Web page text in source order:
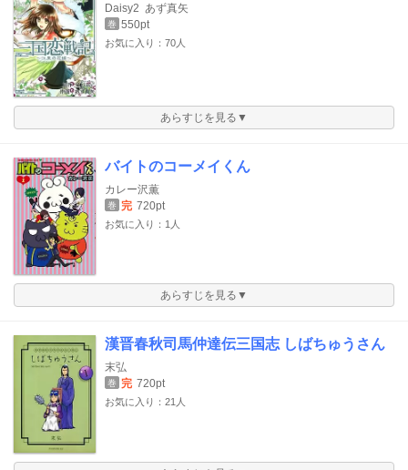
Daisy2 あず真矢
巻 550pt
お気に入り：70人
あらすじを見る▼
バイトのコーメイくん
カレー沢薫
巻 完 720pt
お気に入り：1人
あらすじを見る▼
漢晋春秋司馬仲達伝三国志 しばちゅうさん
末弘
巻 完 720pt
お気に入り：21人